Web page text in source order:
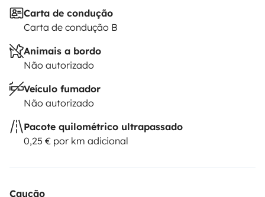
Carta de condução
Carta de condução B
Animais a bordo
Não autorizado
Veículo fumador
Não autorizado
Pacote quilométrico ultrapassado
0,25 € por km adicional
Caução